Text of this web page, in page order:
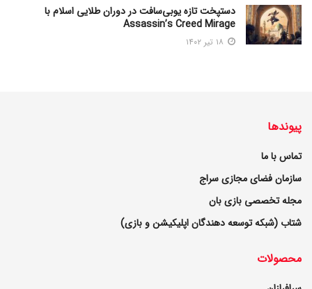
دستپخت تازه یوبی‌سافت در دوران طلایی اسلام با
Assassin’s Creed Mirage
پیوندها
تماس با ما
سازمان فضای مجازی سراج
مجله تخصصی بازی بان
شتاب (شبکه توسعه دهندگان اپلیکیشن و بازی)
محصولات